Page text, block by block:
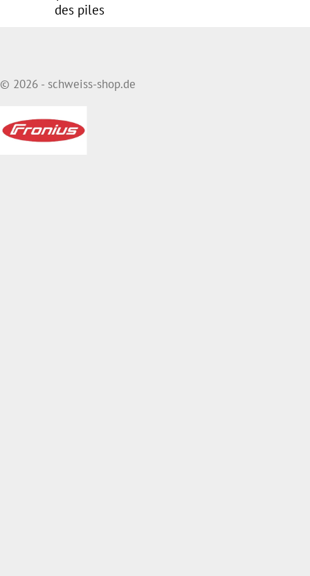
des piles
© 2026 - schweiss-shop.de